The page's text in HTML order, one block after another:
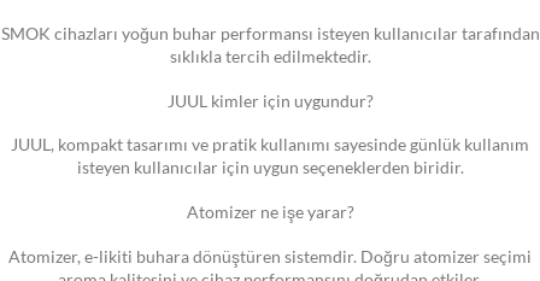
SMOK cihazları yoğun buhar performansı isteyen kullanıcılar tarafından
sıklıkla tercih edilmektedir.
JUUL kimler için uygundur?
JUUL, kompakt tasarımı ve pratik kullanımı sayesinde günlük kullanım
isteyen kullanıcılar için uygun seçeneklerden biridir.
Atomizer ne işe yarar?
Atomizer, e-likiti buhara dönüştüren sistemdir. Doğru atomizer seçimi